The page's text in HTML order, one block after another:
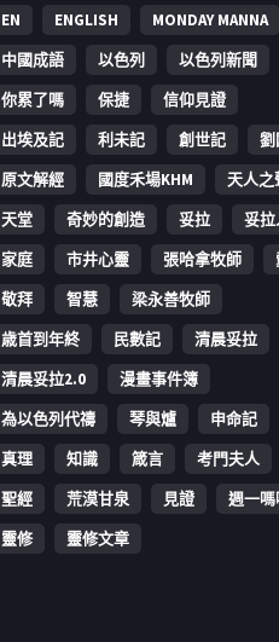
EN ENGLISH
MONDAY MANNA
中國成語
以色列
以色列新聞
你累了嗎
保捷
信仰見證
出埃及記
利未記 創世記
劉
原文解經
國度禾場KHM
天人之
天堂
奇妙的創造 妥拉
妥
家庭
市井心靈 張哈拿牧師
敬拜
智慧
梁永善牧師
歳首到年終
民數記
清晨妥拉
清晨妥拉2.0
漫畫事件簿
為以色列代禱
琴與爐
申命記
真理
知識 箴言
考門夫人
聖經
荒漠甘泉 見證
週一嗎
靈修
靈修文章